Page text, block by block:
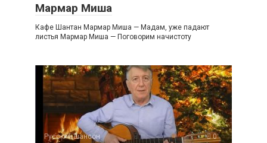
Мармар Миша
Кафе Шантан Мармар Миша — Мадам, уже падают
листья Мармар Миша — Поговорим начистоту
Русский шансон 0